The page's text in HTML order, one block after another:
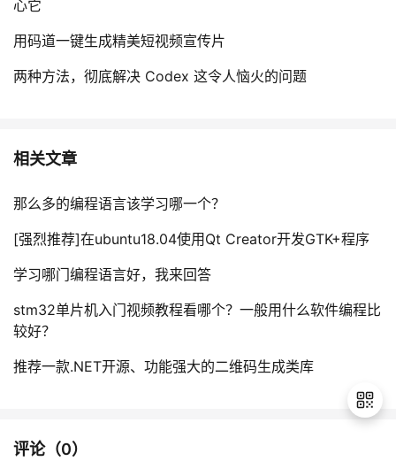
心它
用码道一键生成精美短视频宣传片
两种方法，彻底解决 Codex 这令人恼火的问题
相关文章
那么多的编程语言该学习哪一个？
[强烈推荐]在ubuntu18.04使用Qt Creator开发GTK+程序
学习哪门编程语言好，我来回答
stm32单片机入门视频教程看哪个？一般用什么软件编程比
较好？
推荐一款.NET开源、功能强大的二维码生成类库
评论（0）